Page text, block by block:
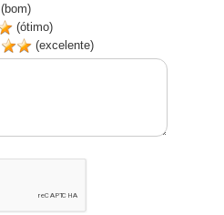
(bom)
(ótimo)
(excelente)